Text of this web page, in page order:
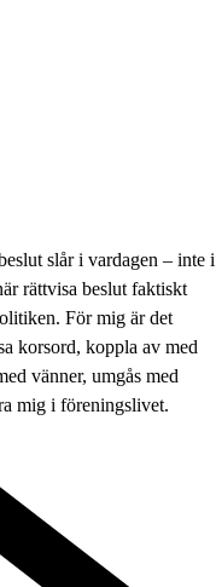
slår i vardagen – inte i
rättvisa beslut faktiskt
För mig är det
korsord, koppla av med
vänner, umgås med
mig i föreningslivet.